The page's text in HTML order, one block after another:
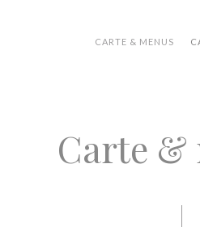
CARTE & MENUS
Carte &